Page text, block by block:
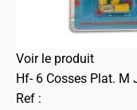
Voir le produit
Hf- 6 Cosses Plat. M
Ref :